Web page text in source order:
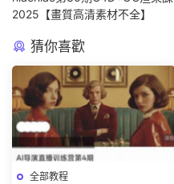
2025【畫質高清素材不全】
猜你喜歡
全部教程